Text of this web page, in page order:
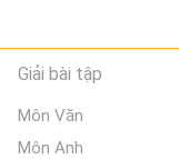
Giải bài tập
Môn Văn
Môn Anh